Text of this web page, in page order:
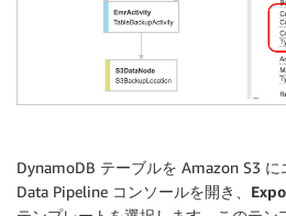
DynamoDB テーブルを Amazon S3 に
Data Pipeline コンソールを開き、